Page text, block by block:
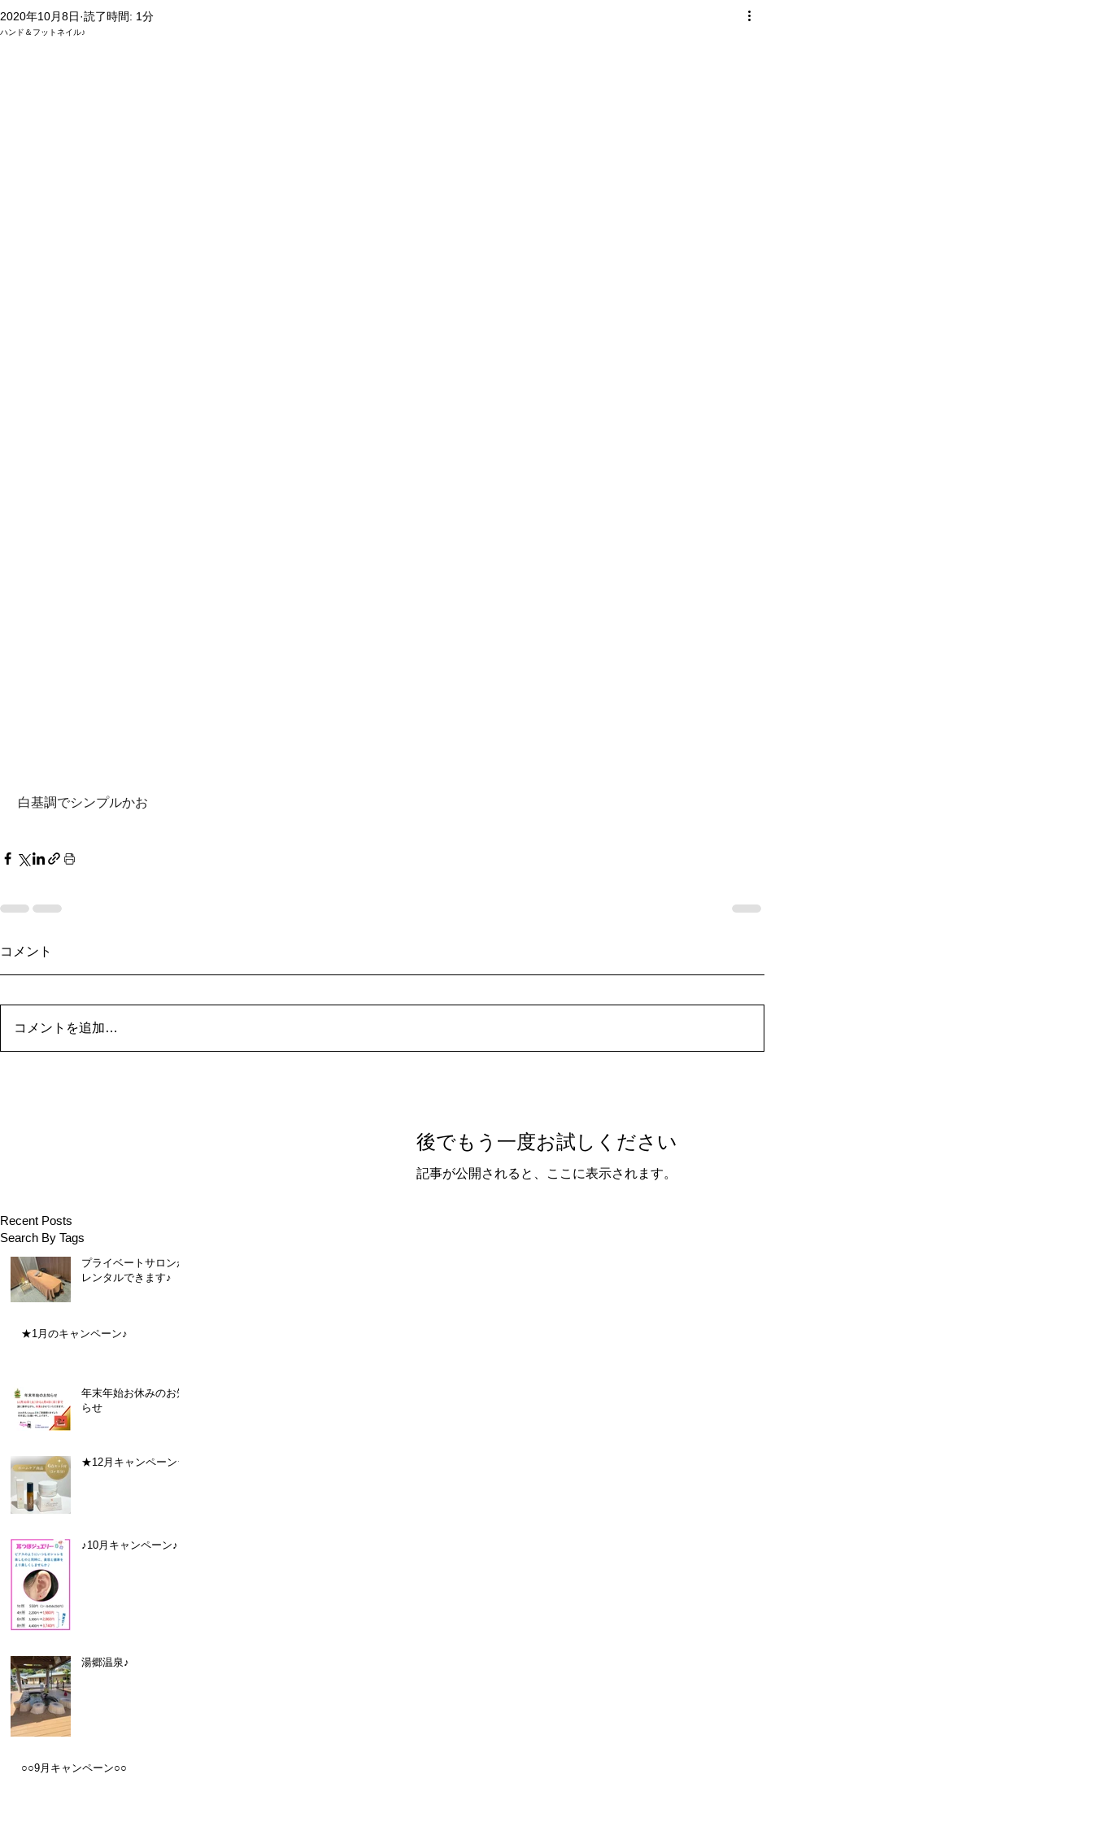
ハンド＆フットネイル♪
2020年10月8日 読了時間: 1分
白基調でシンプルかお
コメント
コメントを追加…
後でもう一度お試しください
記事が公開されると、ここに表示されます。
Recent Posts
Search By Tags
プライベートサロンが
レンタルできます♪
★1月のキャンペーン♪
年末年始お休みのお知
らせ
★12月キャンペーン★
♪10月キャンペーン♪
湯郷温泉♪
○○9月キャンペーン○○